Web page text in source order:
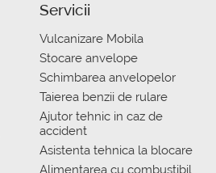
Servicii
Vulcanizare Mobila
Stocare anvelope
Schimbarea anvelopelor
Taierea benzii de rulare
Ajutor tehnic in caz de
accident
Asistenta tehnica la blocare
Alimentarea cu combustibil